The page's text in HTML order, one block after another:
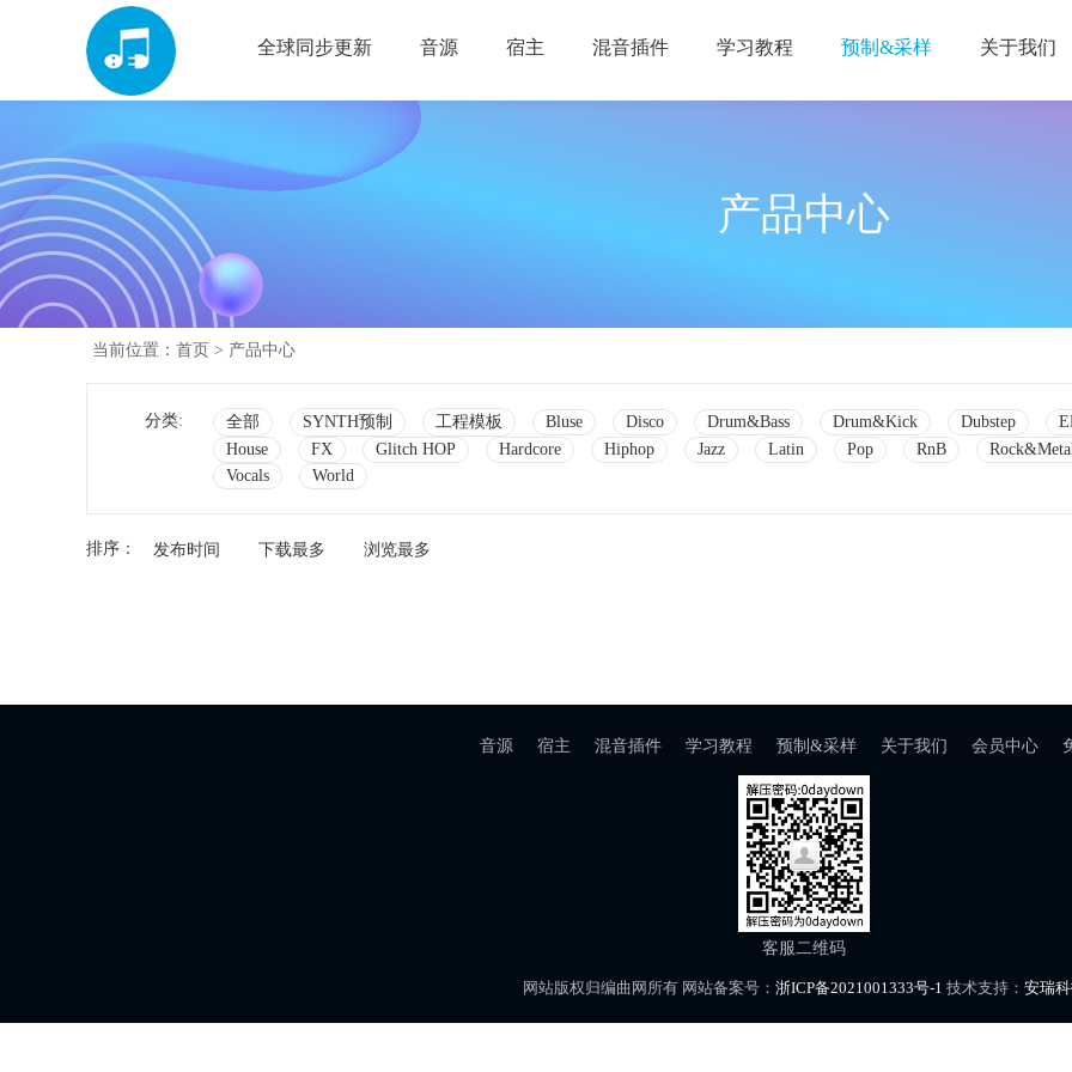
全球同步更新 音源 宿主 混音插件 学习教程 预制&采样 关于我们
产品中心
当前位置： 首页 > 产品中心
分类: 全部 SYNTH预制 工程模板 Bluse Disco Drum&Bass Drum&Kick Dubstep
House
FX Glitch HOP Hardcore Hiphop Jazz Latin Pop RnB
Vocals
World
排序： 发布时间 下载最多 浏览最多
音源 宿主 混音插件 学习教程 预制&采样 关于我们 会员中心
客服二维码
网站版权归编曲网所有 网站备案号： 浙ICP备2021001333号-1 技术支持： 安瑞